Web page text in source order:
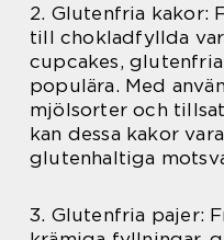
2. Glutenfria kakor:
till chokladfyllda
cupcakes,
populära. Med
mjölsorter och
kan dessa kakor
glutenhaltiga
3. Glutenfria pajer: